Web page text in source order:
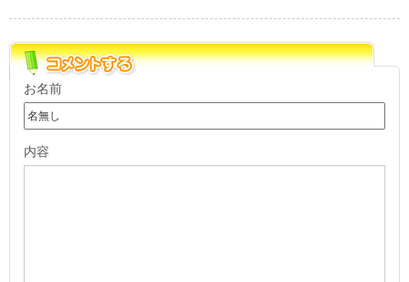
お名前
内容